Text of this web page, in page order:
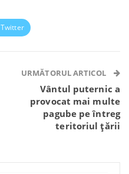
Twitter
Viber
URMĂTORUL ARTICOL
Vântul puternic a
provocat mai multe
pagube pe întreg
teritoriul țării